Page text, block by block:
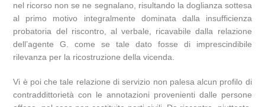
nel ricorso non se ne segnalano, risultando la doglianza sottesa
al primo motivo integralmente dominata dalla insufficienza
probatoria del riscontro, al verbale, ricavabile dalla relazione
dell’agente G. come se tale dato fosse di imprescindibile
rilevanza per la ricostruzione della vicenda.
Vi è poi che tale relazione di servizio non palesa alcun profilo di
contraddittorietà con le annotazioni provenienti dalle persone